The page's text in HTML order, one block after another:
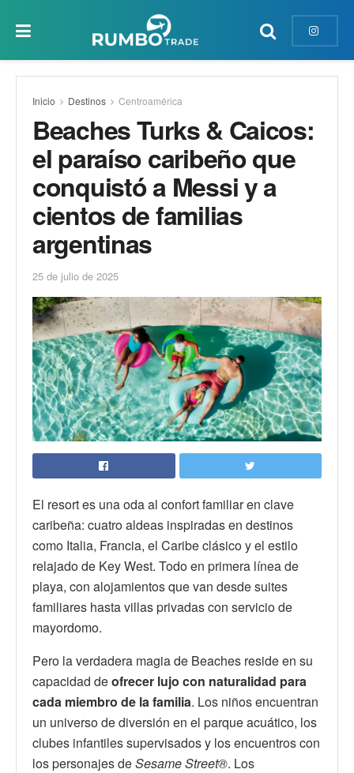
Inicio Destinos Centroamérica
Beaches Turks & Caicos:
el paraíso caribeño que
conquistó a Messi y a
cientos de familias
argentinas
25 de julio de 2025
El resort es una oda al confort familiar en clave
caribeña: cuatro aldeas inspiradas en destinos
como Italia, Francia, el Caribe clásico y el estilo
relajado de Key West. Todo en primera línea de
playa, con alojamientos que van desde suites
familiares hasta villas privadas con servicio de
mayordomo.
Pero la verdadera magia de Beaches reside en su
capacidad deofrecer lujo con naturalidad para
cada miembro de la familia. Los niños encuentran
un universo de diversión en el parque acuático, los
clubes infantiles supervisados y los encuentros con
los personajes deSesame Street®. Los